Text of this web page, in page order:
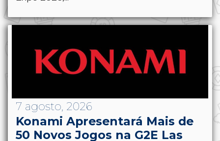
7 agosto, 2026
Konami Apresentará Mais de
50 Novos Jogos na G2E Las